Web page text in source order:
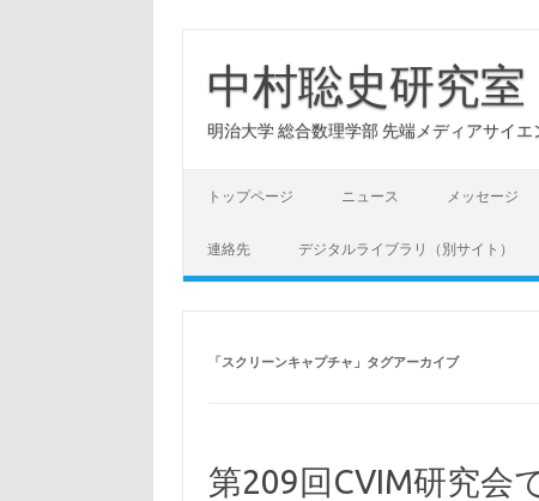
中村聡史研究室
明治大学 総合数理学部 先端メディアサイ
トップページ ニュース メッセージ
連絡先 デジタルライブラリ（別サイト）
「スクリーンキャプチャ 」タグアーカイブ
第209回CVIM研究会